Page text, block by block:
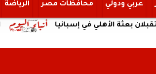
عربي ودولي محافظات مصر الرياضة
الكاتبة الأهلي في إسبانيا